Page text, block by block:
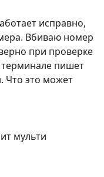
исправно,
Вбиваю номер
при проверке
пишет
Что это может
мульти